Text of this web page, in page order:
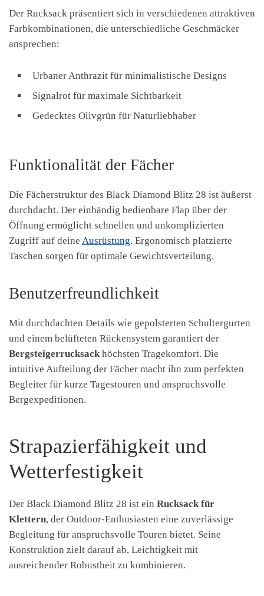
Der Rucksack präsentiert sich in verschiedenen attraktiven
Farbkombinationen, die unterschiedliche Geschmäcker
ansprechen:
Urbaner Anthrazit für minimalistische Designs
Signalrot für maximale Sichtbarkeit
Gedecktes Olivgrün für Naturliebhaber
Funktionalität der Fächer
Die Fächerstruktur des Black Diamond Blitz 28 ist äußerst
durchdacht. Der einhändig bedienbare Flap über der
Öffnung ermöglicht schnellen und unkomplizierten
Zugriff auf deine Ausrüstung. Ergonomisch platzierte
Taschen sorgen für optimale Gewichtsverteilung.
Benutzerfreundlichkeit
Mit durchdachten Details wie gepolsterten Schultergurten
und einem belüfteten Rückensystem garantiert der
Bergsteigerrucksack höchsten Tragekomfort. Die
intuitive Aufteilung der Fächer macht ihn zum perfekten
Begleiter für kurze Tagestouren und anspruchsvolle
Bergexpeditionen.
Strapazierfähigkeit und
Wetterfestigkeit
Der Black Diamond Blitz 28 ist ein Rucksack für
Klettern, der Outdoor-Enthusiasten eine zuverlässige
Begleitung für anspruchsvolle Touren bietet. Seine
Konstruktion zielt darauf ab, Leichtigkeit mit
ausreichender Robustheit zu kombinieren.